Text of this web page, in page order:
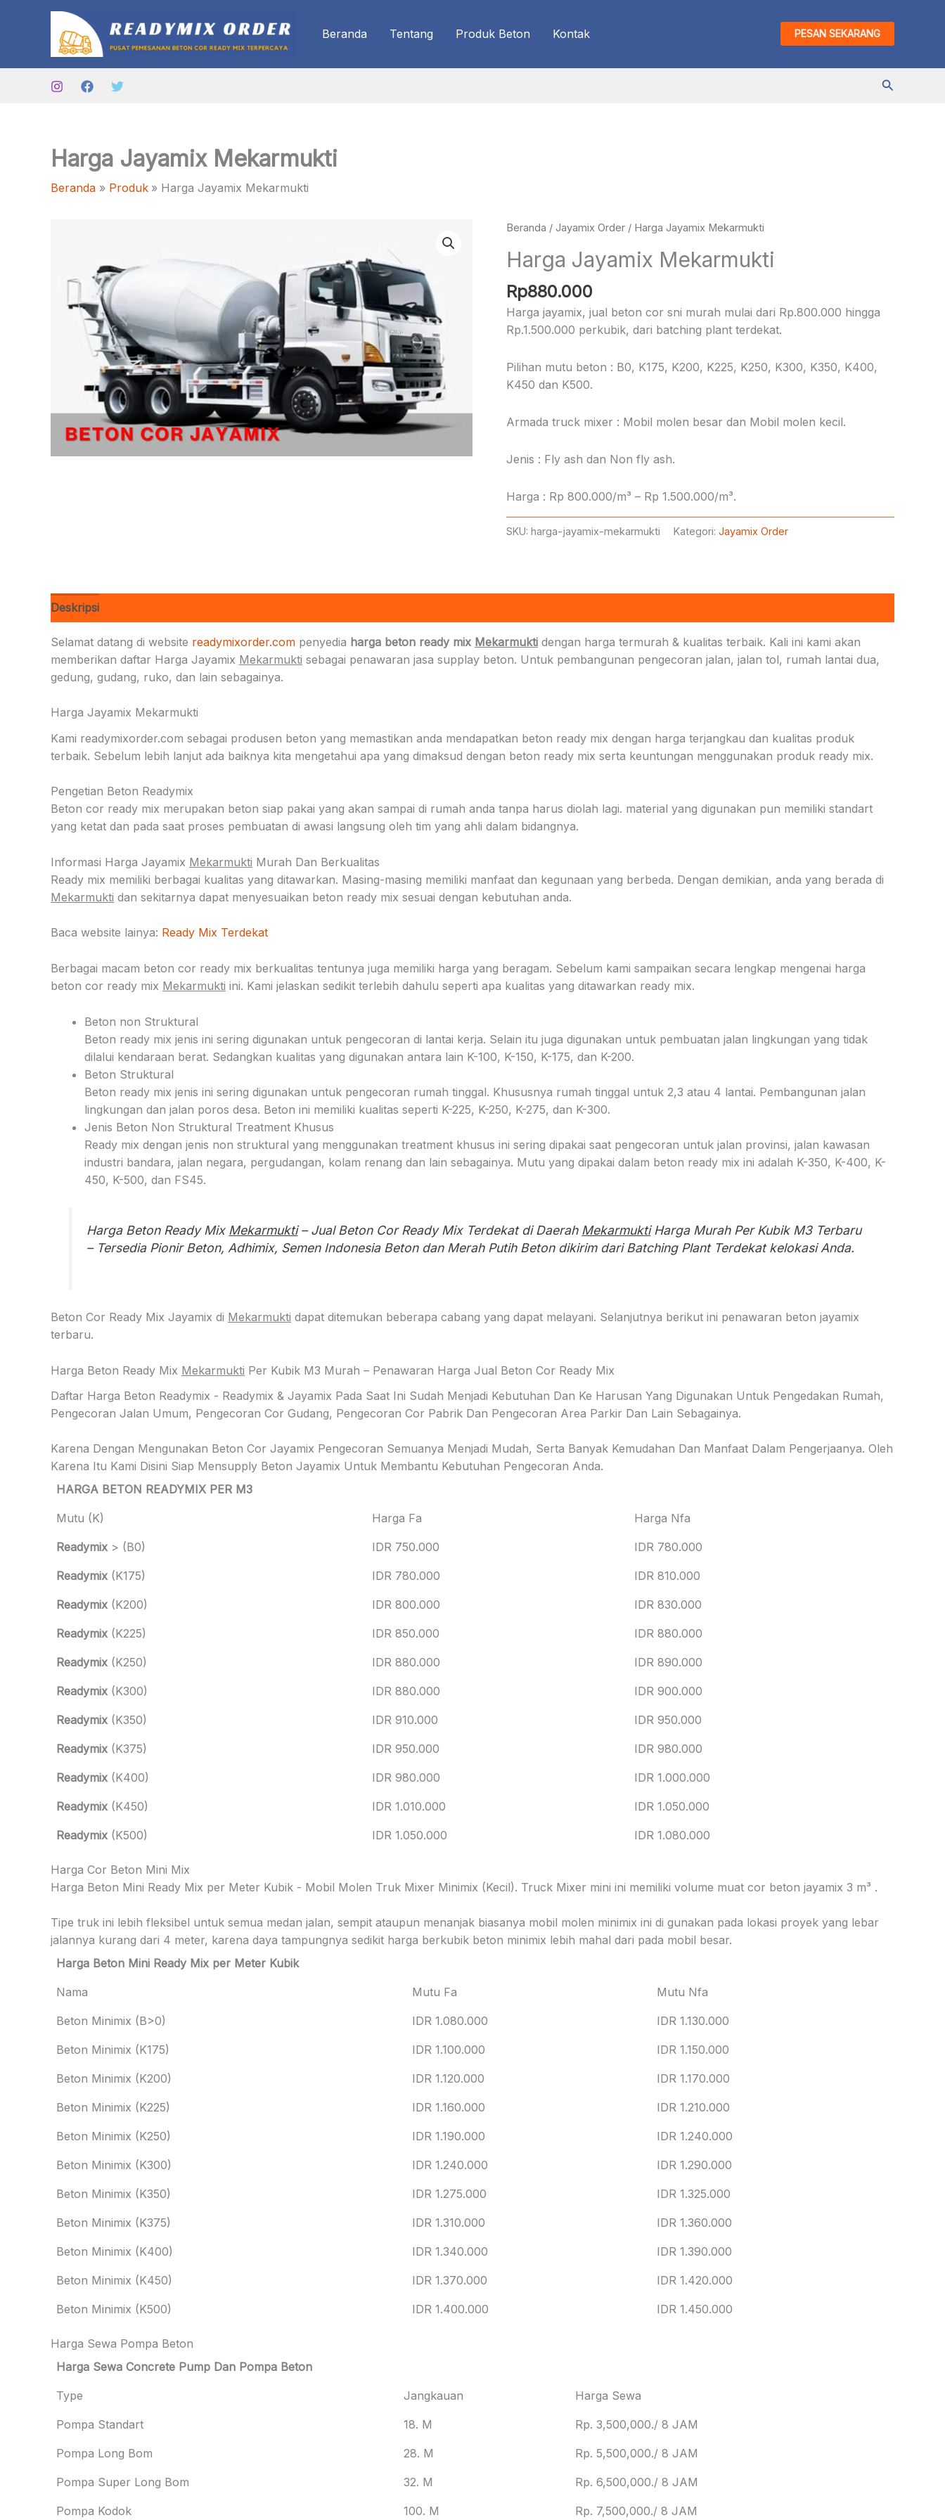
Beranda Tentang Produk Beton Kontak PESAN SEKARANG
Cari
Harga Jayamix Mekarmukti
Beranda Produk Harga Jayamix Mekarmukti
Beranda / Jayamix Order / Harga Jayamix Mekarmukti
Harga Jayamix Mekarmukti
Rp880.000
Harga jayamix, jual beton cor sni murah mulai dari Rp.800.000 hingga
Rp.1.500.000 perkubik, dari batching plant terdekat.
Pilihan mutu beton : B0, K175, K200, K225, K250, K300, K350, K400,
K450 dan K500.
Armada truck mixer : Mobil molen besar dan Mobil molen kecil.
Jenis : Fly ash dan Non fly ash.
Harga : Rp 800.000/m³ – Rp 1.500.000/m³.
SKU: harga-jayamix-mekarmukti Kategori: Jayamix Order
Deskripsi
Selamat datang di website readymixorder.com penyedia harga beton ready mix Mekarmukti dengan harga termurah & kualitas terbaik. Kali ini kami akan
memberikan daftar Harga Jayamix Mekarmukti sebagai penawaran jasa supplay beton. Untuk pembangunan pengecoran jalan, jalan tol, rumah lantai dua,
gedung, gudang, ruko, dan lain sebagainya.
Harga Jayamix Mekarmukti
Kami readymixorder.com sebagai produsen beton yang memastikan anda mendapatkan beton ready mix dengan harga terjangkau dan kualitas produk
terbaik. Sebelum lebih lanjut ada baiknya kita mengetahui apa yang dimaksud dengan beton ready mix serta keuntungan menggunakan produk ready mix.
Pengetian Beton Readymix
Beton cor ready mix merupakan beton siap pakai yang akan sampai di rumah anda tanpa harus diolah lagi. material yang digunakan pun memiliki standart
yang ketat dan pada saat proses pembuatan di awasi langsung oleh tim yang ahli dalam bidangnya.
Informasi Harga Jayamix Mekarmukti Murah Dan Berkualitas
Ready mix memiliki berbagai kualitas yang ditawarkan. Masing-masing memiliki manfaat dan kegunaan yang berbeda. Dengan demikian, anda yang berada di
Mekarmukti dan sekitarnya dapat menyesuaikan beton ready mix sesuai dengan kebutuhan anda.
Baca website lainya: Ready Mix Terdekat
Berbagai macam beton cor ready mix berkualitas tentunya juga memiliki harga yang beragam. Sebelum kami sampaikan secara lengkap mengenai harga
beton cor ready mix Mekarmukti ini. Kami jelaskan sedikit terlebih dahulu seperti apa kualitas yang ditawarkan ready mix.
Beton non Struktural
Beton ready mix jenis ini sering digunakan untuk pengecoran di lantai kerja. Selain itu juga digunakan untuk pembuatan jalan lingkungan yang tidak
dilalui kendaraan berat. Sedangkan kualitas yang digunakan antara lain K-100, K-150, K-175, dan K-200.
Beton Struktural
Beton ready mix jenis ini sering digunakan untuk pengecoran rumah tinggal. Khususnya rumah tinggal untuk 2,3 atau 4 lantai. Pembangunan jalan
lingkungan dan jalan poros desa. Beton ini memiliki kualitas seperti K-225, K-250, K-275, dan K-300.
Jenis Beton Non Struktural Treatment Khusus
Ready mix dengan jenis non struktural yang menggunakan treatment khusus ini sering dipakai saat pengecoran untuk jalan provinsi, jalan kawasan
industri bandara, jalan negara, pergudangan, kolam renang dan lain sebagainya. Mutu yang dipakai dalam beton ready mix ini adalah K-350, K-400, K-
450, K-500, dan FS45.
Harga Beton Ready Mix Mekarmukti– Jual Beton Cor Ready Mix Terdekat di Daerah MekarmuktiHarga Murah Per Kubik M3 Terbaru
– Tersedia Pionir Beton, Adhimix, Semen Indonesia Beton dan Merah Putih Beton dikirim dari Batching Plant Terdekat kelokasi Anda.
Beton Cor Ready Mix Jayamix di Mekarmukti dapat ditemukan beberapa cabang yang dapat melayani. Selanjutnya berikut ini penawaran beton jayamix
terbaru.
Harga Beton Ready Mix Mekarmukti Per Kubik M3 Murah – Penawaran Harga Jual Beton Cor Ready Mix
Daftar Harga Beton Readymix - Readymix & Jayamix Pada Saat Ini Sudah Menjadi Kebutuhan Dan Ke Harusan Yang Digunakan Untuk Pengedakan Rumah,
Pengecoran Jalan Umum, Pengecoran Cor Gudang, Pengecoran Cor Pabrik Dan Pengecoran Area Parkir Dan Lain Sebagainya.
Karena Dengan Mengunakan Beton Cor Jayamix Pengecoran Semuanya Menjadi Mudah, Serta Banyak Kemudahan Dan Manfaat Dalam Pengerjaanya. Oleh
Karena Itu Kami Disini Siap Mensupply Beton Jayamix Untuk Membantu Kebutuhan Pengecoran Anda.
HARGA BETON READYMIX PER M3
Mutu (K) Harga Fa Harga Nfa
Readymix > (B0) IDR 750.000 IDR 780.000
Readymix (K175) IDR 780.000 IDR 810.000
Readymix (K200) IDR 800.000 IDR 830.000
Readymix (K225) IDR 850.000 IDR 880.000
Readymix (K250) IDR 880.000 IDR 890.000
Readymix (K300) IDR 880.000 IDR 900.000
Readymix (K350) IDR 910.000 IDR 950.000
Readymix (K375) IDR 950.000 IDR 980.000
Readymix (K400) IDR 980.000 IDR 1.000.000
Readymix (K450) IDR 1.010.000 IDR 1.050.000
Readymix (K500) IDR 1.050.000 IDR 1.080.000
Harga Cor Beton Mini Mix
Harga Beton Mini Ready Mix per Meter Kubik - Mobil Molen Truk Mixer Minimix (Kecil). Truck Mixer mini ini memiliki volume muat cor beton jayamix 3 m³ .
Tipe truk ini lebih fleksibel untuk semua medan jalan, sempit ataupun menanjak biasanya mobil molen minimix ini di gunakan pada lokasi proyek yang lebar
jalannya kurang dari 4 meter, karena daya tampungnya sedikit harga berkubik beton minimix lebih mahal dari pada mobil besar.
Harga Beton Mini Ready Mix per Meter Kubik
Nama Mutu Fa Mutu Nfa
Beton Minimix (B>0) IDR 1.080.000 IDR 1.130.000
Beton Minimix (K175) IDR 1.100.000 IDR 1.150.000
Beton Minimix (K200) IDR 1.120.000 IDR 1.170.000
Beton Minimix (K225) IDR 1.160.000 IDR 1.210.000
Beton Minimix (K250) IDR 1.190.000 IDR 1.240.000
Beton Minimix (K300) IDR 1.240.000 IDR 1.290.000
Beton Minimix (K350) IDR 1.275.000 IDR 1.325.000
Beton Minimix (K375) IDR 1.310.000 IDR 1.360.000
Beton Minimix (K400) IDR 1.340.000 IDR 1.390.000
Beton Minimix (K450) IDR 1.370.000 IDR 1.420.000
Beton Minimix (K500) IDR 1.400.000 IDR 1.450.000
Harga Sewa Pompa Beton
Harga Sewa Concrete Pump Dan Pompa Beton
Type Jangkauan Harga Sewa
Pompa Standart 18. M Rp. 3,500,000./ 8 JAM
Pompa Long Bom 28. M Rp. 5,500,000./ 8 JAM
Pompa Super Long Bom 32. M Rp. 6,500,000./ 8 JAM
Pompa Kodok 100. M Rp. 7,500,000./ 8 JAM